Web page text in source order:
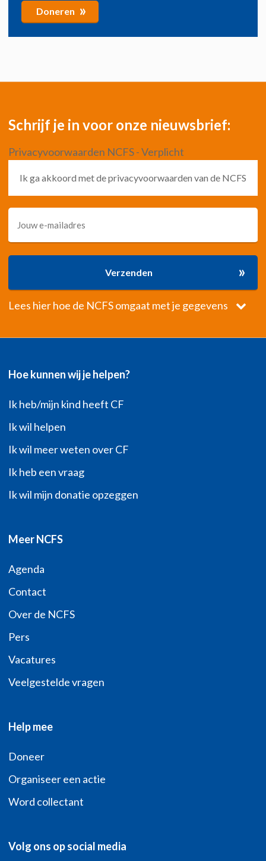
Doneren »
Schrijf je in voor onze nieuwsbrief:
Privacyvoorwaarden NCFS - Verplicht
Ik ga akkoord met de privacyvoorwaarden van de NCFS
Verzenden »
Lees hier hoe de NCFS omgaat met je gegevens
Hoe kunnen wij je helpen?
Ik heb/mijn kind heeft CF
Ik wil helpen
Ik wil meer weten over CF
Ik heb een vraag
Ik wil mijn donatie opzeggen
Meer NCFS
Agenda
Contact
Over de NCFS
Pers
Vacatures
Veelgestelde vragen
Help mee
Doneer
Organiseer een actie
Word collectant
Volg ons op social media